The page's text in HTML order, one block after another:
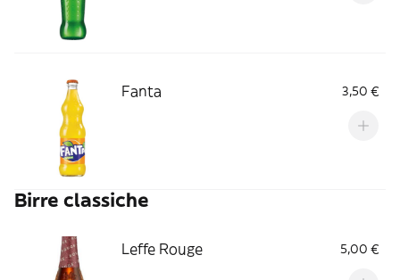
Fanta 3,50 €
Birre classiche
Leffe Rouge 5,00 €